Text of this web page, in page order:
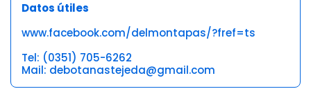
Datos útiles
www.facebook.com/delmontapas/?fref=ts
Tel: (0351) 705-6262
Mail: debotanastejeda@gmail.com